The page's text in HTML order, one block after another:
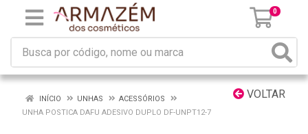
0
VOLTAR
INÍCIO UNHAS
ACESSÓRIOS
UNHA POSTICA DAFU ADESIVO DUPLO DF-UNPT12-7